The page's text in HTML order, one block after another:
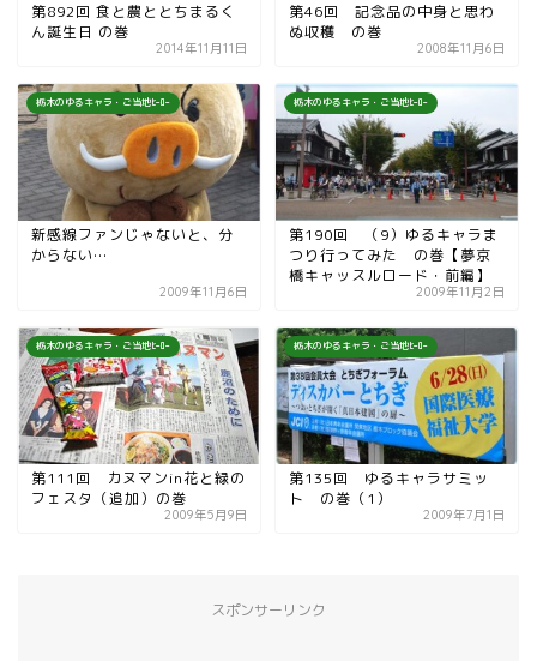
第892回 食と農ととちまるく
ん誕生日 の巻
2014年11月11日
第46回 記念品の中身と思わ
ぬ収穫 の巻
2008年11月6日
栃木のゆるキャラ・ご当地ﾋｰﾛｰ
新感線ファンじゃないと、分
からない…
2009年11月6日
栃木のゆるキャラ・ご当地ﾋｰﾛｰ
第190回 （9）ゆるキャラま
つり行ってみた の巻【夢京
橋キャッスルロード・前編】
2009年11月2日
栃木のゆるキャラ・ご当地ﾋｰﾛｰ
第111回 カヌマンin花と緑の
フェスタ（追加）の巻
2009年5月9日
栃木のゆるキャラ・ご当地ﾋｰﾛｰ
第135回 ゆるキャラサミッ
ト の巻（1）
2009年7月1日
スポンサーリンク